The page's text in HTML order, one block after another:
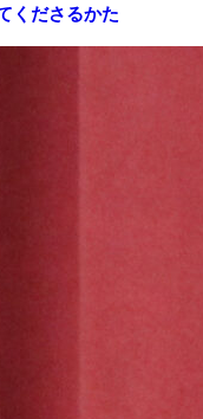
くださるかた